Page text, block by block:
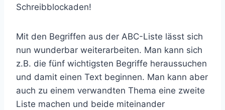
Schreibblockaden!
Mit den Begriffen aus der ABC-Liste lässt sich
nun wunderbar weiterarbeiten. Man kann sich
z.B. die fünf wichtigsten Begriffe heraussuchen
und damit einen Text beginnen. Man kann aber
auch zu einem verwandten Thema eine zweite
Liste machen und beide miteinander